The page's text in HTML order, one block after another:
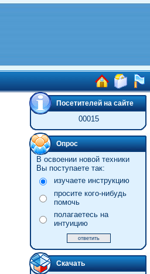
Посетителей на сайте
00015
Опрос
В освоении новой техники
Вы поступаете так:
изучаете инструкцию
просите кого-нибудь
помочь
полагаетесь на
интуицию
Скачать